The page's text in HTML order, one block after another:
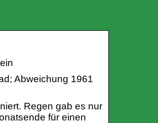
Abweichung 1961
Regen gab es nur
für einen